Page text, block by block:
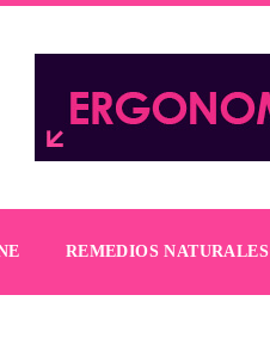
REMEDIOS NATURALES